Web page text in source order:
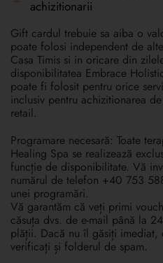
achizitionarii
Gift cardul trebuie sa aiba o
poate folosi independent de
Casa Timis si in oricare din
disponibilitatea Embrace
poate fi folosit pentru orice
inclusiv pentru achizitionarea
retail.
Programare necesară: Toate
Healing Spa se realizează
funcție de disponibilitate. Vă
numărul de telefon +40 753
unei programări.
Vă garantăm că veți primi
căsuța dvs. de e-mail până la
plății. Dacă nu îl găsiți imediat,
verificați și folderul de spam.